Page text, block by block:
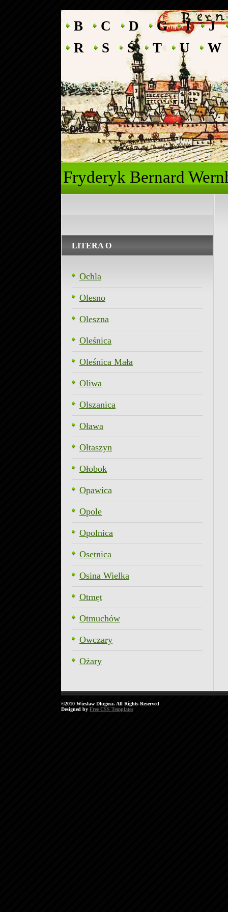
B C D G I
J
R
S Ś T U W
Fryderyk
LITERA O
Ochla
Olesno
Oleszna
Oleśnica
Oleśnica Mała
Oliwa
Olszanica
Oława
Ołtaszyn
Ołobok
Opawica
Opole
Opolnica
Osetnica
Osina Wielka
Otmęt
Otmuchów
Owczary
Ożary
©2010 Wiesław Długosz. All Rights Reserved
Designed by Free CSS Templates